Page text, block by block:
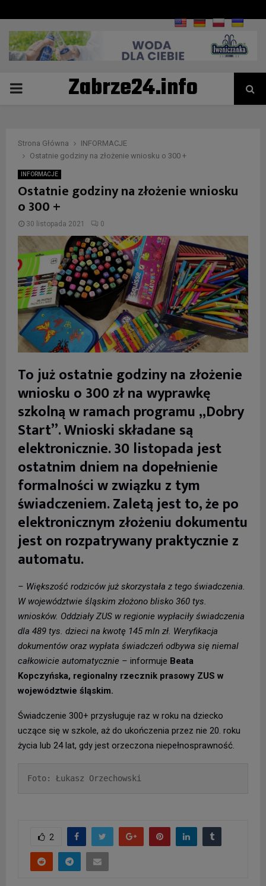
PRIMARYZabrze24.info
Strona Główna
INFORMACJE
Ostatnie godziny na złożenie wniosku o 300 +
INFORMACJE
Ostatnie godziny na złożenie wniosku
o 300 +
30 listopada 2021 0
To już ostatnie godziny na złożenie
wniosku o 300 zł na wyprawkę
szkolną w ramach programu „Dobry
Start”. Wnioski składane są
elektronicznie. 30 listopada jest
ostatnim dniem na dopełnienie
formalności w związku z tym
świadczeniem. Zaletą jest to, że po
elektronicznym złożeniu dokumentu
jest on rozpatrywany praktycznie z
automatu.
– Większość rodziców już skorzystała z tego świadczenia.
W województwie śląskim złożono blisko 360 tys.
wniosków. Oddziały ZUS w regionie wypłaciły świadczenia
dla 489 tys. dzieci na kwotę 145 mln zł. Weryfikacja
dokumentów oraz wypłata świadczeń odbywa się niemal
całkowicie automatycznie – informuje Beata
Kopczyńska, regionalny rzecznik prasowy ZUS w
województwie śląskim.
Świadczenie 300+ przysługuje raz w roku na dziecko
uczące się w szkole, aż do ukończenia przez nie 20. roku
życia lub 24 lat, gdy jest orzeczona niepełnosprawność.
Foto: Łukasz Orzechowski
2